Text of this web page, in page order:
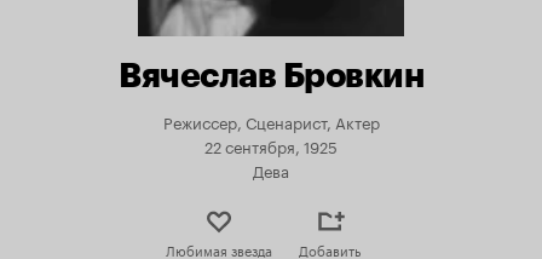
Вячеслав Бровкин
Режиссер, Сценарист, Актер
22 сентября, 1925
Дева
Любимая звезда Добавить